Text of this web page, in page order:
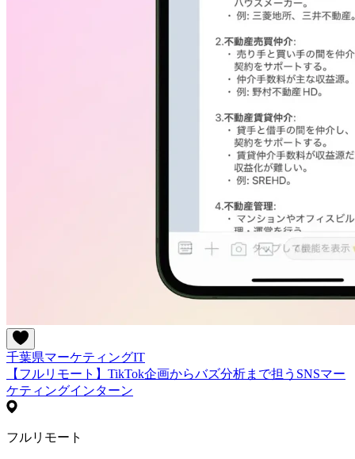
千葉県マーケティングIT
【フルリモート】TikTok企画からバズ分析まで担うSNSマー
ケティングインターン
フルリモート